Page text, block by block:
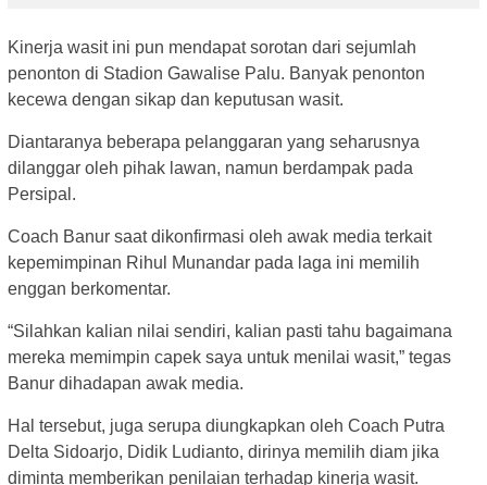
Kinerja wasit ini pun mendapat sorotan dari sejumlah
penonton di Stadion Gawalise Palu. Banyak penonton
kecewa dengan sikap dan keputusan wasit.
Diantaranya beberapa pelanggaran yang seharusnya
dilanggar oleh pihak lawan, namun berdampak pada
Persipal.
Coach Banur saat dikonfirmasi oleh awak media terkait
kepemimpinan Rihul Munandar pada laga ini memilih
enggan berkomentar.
“Silahkan kalian nilai sendiri, kalian pasti tahu bagaimana
mereka memimpin capek saya untuk menilai wasit,” tegas
Banur dihadapan awak media.
Hal tersebut, juga serupa diungkapkan oleh Coach Putra
Delta Sidoarjo, Didik Ludianto, dirinya memilih diam jika
diminta memberikan penilaian terhadap kinerja wasit.